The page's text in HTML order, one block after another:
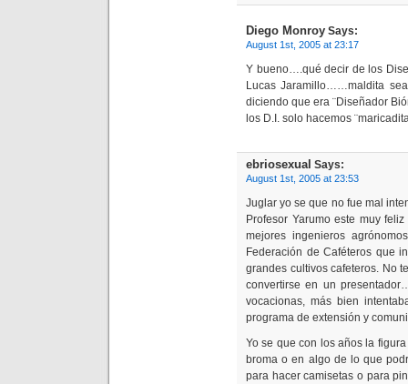
Diego Monroy Says:
August 1st, 2005 at 23:17
Y bueno….qué decir de los
Lucas Jaramillo……maldita
diciendo que era ¨Diseñador
los D.I. solo hacemos
ebriosexual Says:
August 1st, 2005 at 23:53
Juglar yo se que no fue mal
Profesor Yarumo este muy
mejores ingenieros
Federación de Caféteros que
grandes cultivos cafeteros. No
convertirse en un
vocacionas, más bien
programa de extensión y
Yo se que con los años la
broma o en algo de lo que
para hacer camisetas o para